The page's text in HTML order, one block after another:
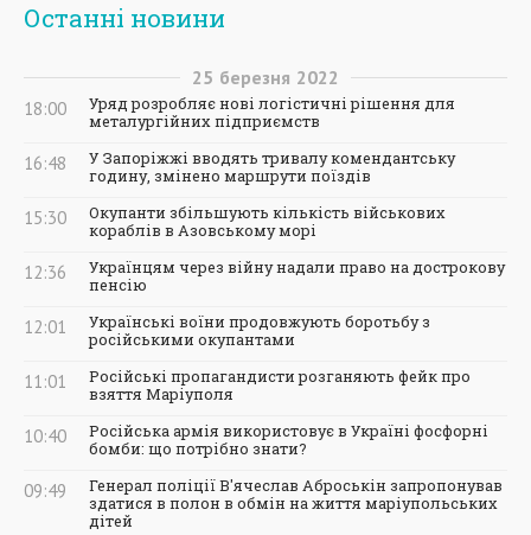
Останні новини
25 березня 2022
18:00
Уряд розробляє нові логістичні рішення для
металургійних підприємств
16:48
У Запоріжжі вводять тривалу комендантську
годину, змінено маршрути поїздів
15:30
Окупанти збільшують кількість військових
кораблів в Азовському морі
12:36
Українцям через війну надали право на дострокову
пенсію
12:01
Українські воїни продовжують боротьбу з
російськими окупантами
11:01
Російські пропагандисти розганяють фейк про
взяття Маріуполя
10:40
Російська армія використовує в Україні фосфорні
бомби: що потрібно знати?
09:49
Генерал поліції В'ячеслав Аброськін запропонував
здатися в полон в обмін на життя маріупольських
дітей